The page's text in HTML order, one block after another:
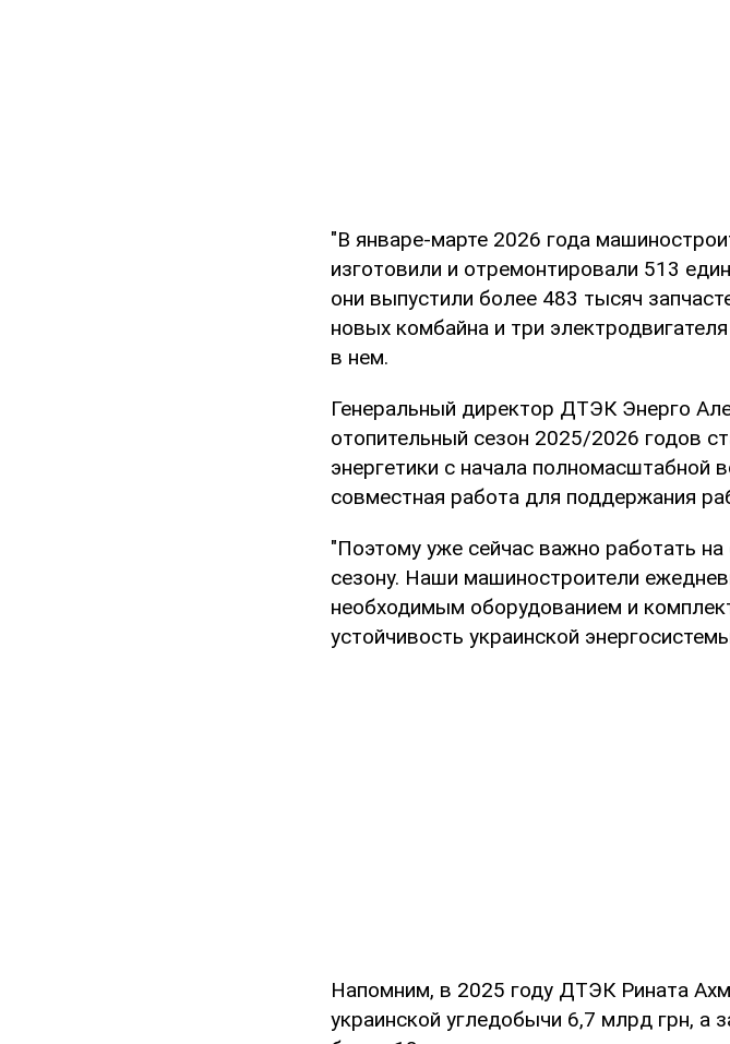
"В январе-марте 2026 года
изготовили и отремонтировали 513
они выпустили более 483 тысяч
новых комбайна и три
в нем.
Генеральный директор ДТЭК Энерго
отопительный сезон 2025/2026 годов
энергетики с начала полномасштабной
совместная работа для поддержания
"Поэтому уже сейчас важно работать
сезону. Наши машиностроители
необходимым оборудованием и
устойчивость украинской
Напомним, в 2025 году ДТЭК Рината
украинской угледобычи 6,7 млрд грн,